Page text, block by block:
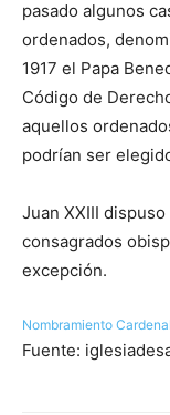
pasado algunos
ordenados,
1917 el Papa
Código de
aquellos
podrían ser
Juan XXIII
consagrados
excepción.
Nombramiento Cardenal
Fuente: